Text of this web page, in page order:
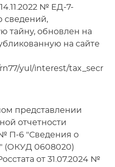
№ ЕД-7-
сведений,
тайну, обновлен на
на сайте
yul/interest/tax_secr
представлении
отчетности
П-6 "Сведения о
(ОКУД 0608020)
от 31.07.2024 №